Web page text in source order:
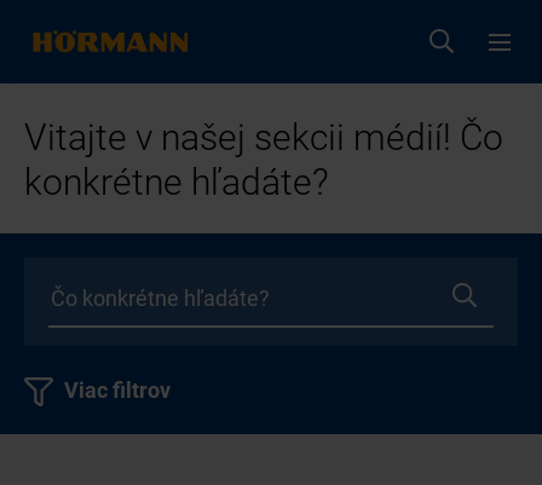
Vitajte v našej sekcii médií! Čo
konkrétne hľadáte?
Viac filtrov